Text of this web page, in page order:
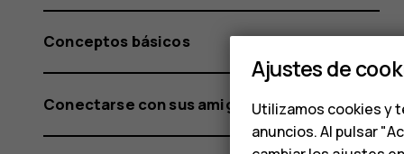
Conceptos básicos
Conectarse con sus amigos y familiares
Ajustes de
Utilizamos cookies y
anuncios. Al pulsar